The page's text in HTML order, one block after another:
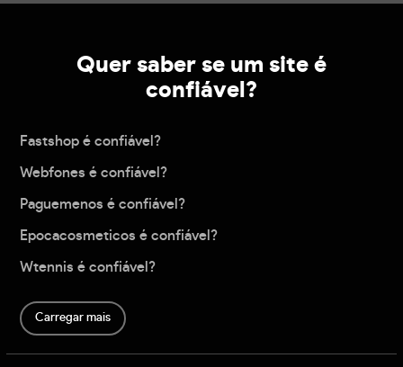
Quer saber se um site é
confiável?
Fastshop é confiável?
Webfones é confiável?
Paguemenos é confiável?
Epocacosmeticos é confiável?
Wtennis é confiável?
Carregar mais